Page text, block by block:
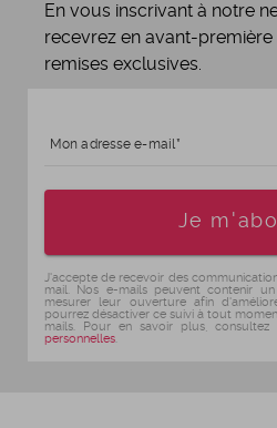
En vous inscrivant à notre
recevrez en avant-première
remises exclusives.
Mon adresse e-mail
Je
J'accepte de recevoir des
mail. Nos e-mails peuvent contenir
mesurer leur ouverture afin
pourrez désactiver ce suivi à tout
mails. Pour en savoir plus, consultez
personnelles